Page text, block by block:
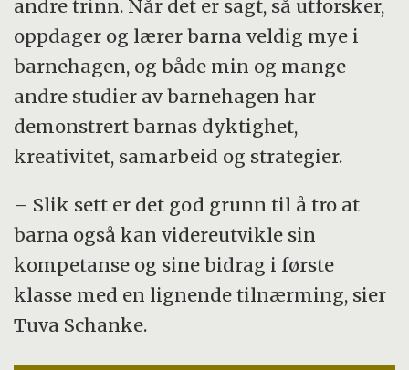
andre trinn. Når det er sagt, så utforsker,
oppdager og lærer barna veldig mye i
barnehagen, og både min og mange
andre studier av barnehagen har
demonstrert barnas dyktighet,
kreativitet, samarbeid og strategier.
– Slik sett er det god grunn til å tro at
barna også kan videreutvikle sin
kompetanse og sine bidrag i første
klasse med en lignende tilnærming, sier
Tuva Schanke.